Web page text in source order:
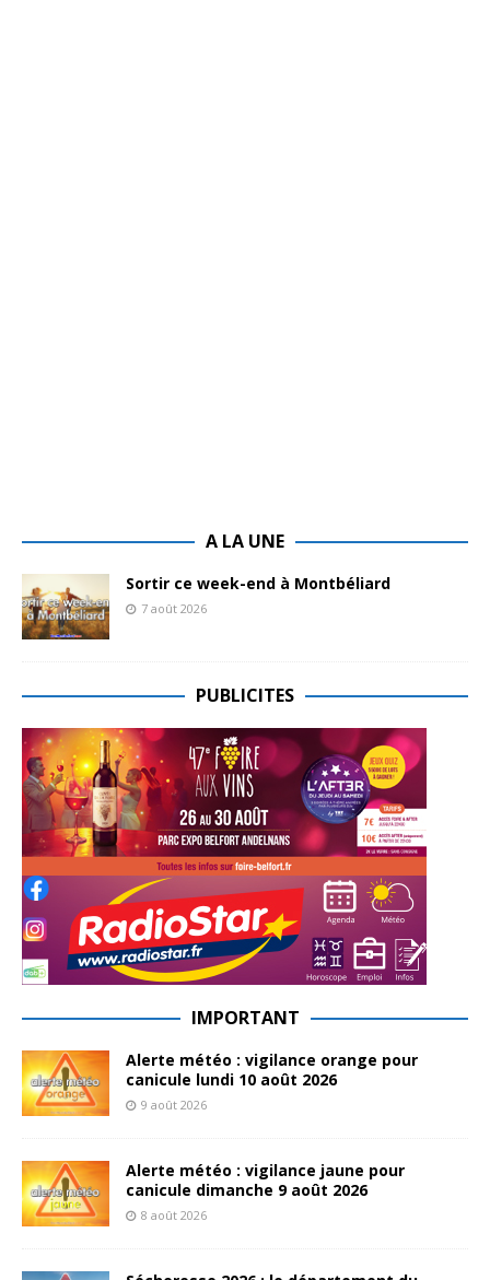
A LA UNE
Sortir ce week-end à Montbéliard
7 août 2026
PUBLICITES
IMPORTANT
Alerte météo : vigilance orange pour
canicule lundi 10 août 2026
9 août 2026
Alerte météo : vigilance jaune pour
canicule dimanche 9 août 2026
8 août 2026